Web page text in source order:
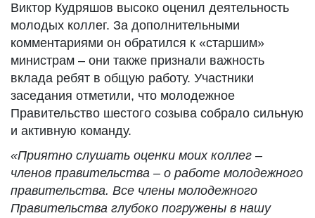
Виктор Кудряшов высоко оценил деятельность
молодых коллег. За дополнительными
комментариями он обратился к «старшим»
министрам – они также признали важность
вклада ребят в общую работу. Участники
заседания отметили, что молодежное
Правительство шестого созыва собрало сильную
и активную команду.
«Приятно слушать оценки моих коллег –
членов правительства – о работе молодежного
правительства. Все члены молодежного
Правительства глубоко погружены в нашу